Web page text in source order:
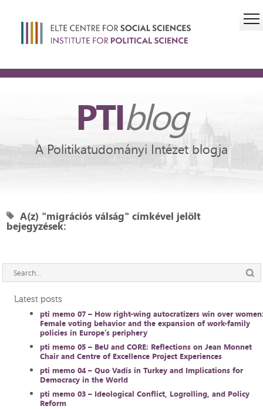
PTIblog
A Politikatudományi Intézet blogja
A(z) "migrációs válság" címkével jelölt
bejegyzések:
Latest posts
pti memo 07 – How right-wing autocratizers win over
Female voting behavior and the expansion of work-family
policies in Europe’s periphery
pti memo 05 – BeU and CORE: Reflections on Jean Monnet
Chair and Centre of Excellence Project Experiences
pti memo 04 – Quo Vadis in Turkey and Implications for
Democracy in the World
pti memo 03 – Ideological Conflict, Logrolling, and Policy
Reform